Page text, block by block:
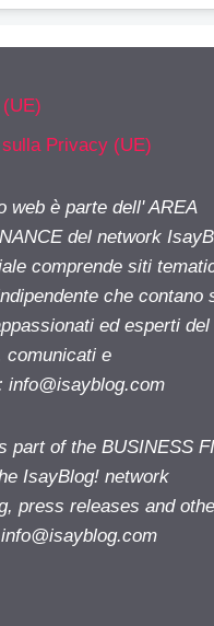
Privacy (UE)
web è parte dell' AREA
del network
comprende siti
che contano
ed esperti del
comunicati e
info@isayblog.com
part of the BUSINESS
IsayBlog! network
press releases and
info@isayblog.com